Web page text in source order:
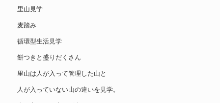
里山見学
麦踏み
循環型生活見学
餅つきと盛りだくさん
里山は人が入って管理した山と
人が入っていない山の違いを見学。